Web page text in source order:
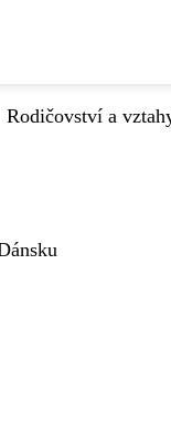
Rodičovství a